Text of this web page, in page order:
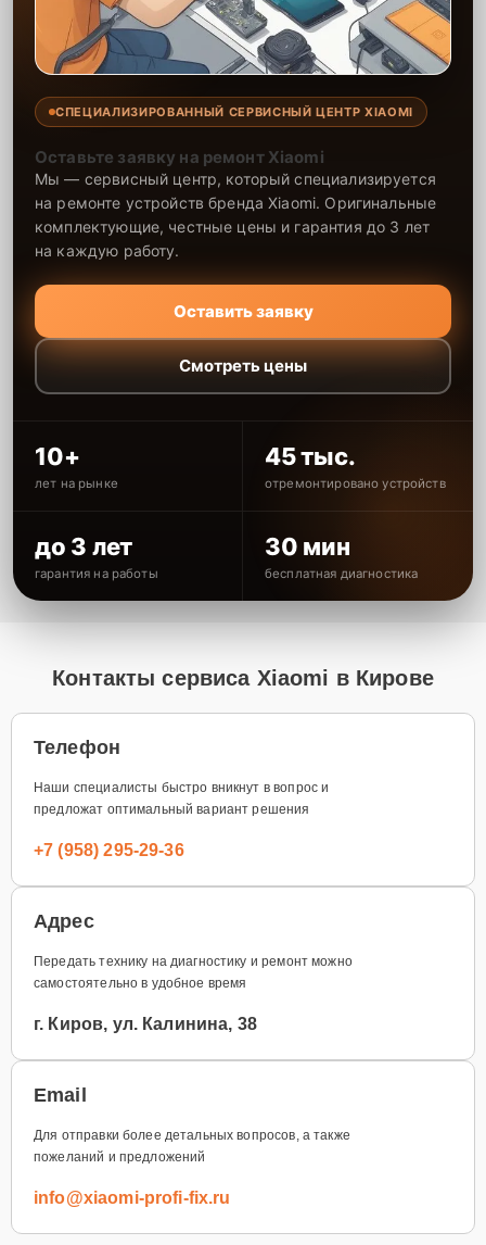
СПЕЦИАЛИЗИРОВАННЫЙ СЕРВИСНЫЙ ЦЕНТР XIAOMI
Оставьте заявку на ремонт Xiaomi
Мы — сервисный центр, который специализируется
на ремонте устройств бренда Xiaomi. Оригинальные
комплектующие, честные цены и гарантия до 3 лет
на каждую работу.
Оставить заявку
Смотреть цены
10+
лет на рынке
45 тыс.
отремонтировано устройств
до 3 лет
гарантия на работы
30 мин
бесплатная диагностика
Контакты сервиса Xiaomi в Кирове
Телефон
Наши специалисты быстро вникнут в вопрос и
предложат оптимальный вариант решения
+7 (958) 295-29-36
Адрес
Передать технику на диагностику и ремонт можно
самостоятельно в удобное время
г. Киров, ул. Калинина, 38
Email
Для отправки более детальных вопросов, а также
пожеланий и предложений
info@xiaomi-profi-fix.ru